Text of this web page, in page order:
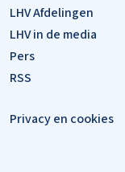
LHV Afdelingen
LHV in de media
Pers
RSS
Privacy en cookies